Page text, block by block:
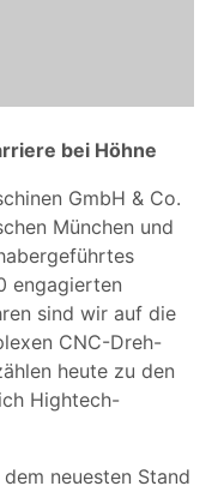
bei Höhne
GmbH & Co.
München und
engagierten
sind wir auf die
CNC-Dreh-
heute zu den
Hightech-
neuesten Stand